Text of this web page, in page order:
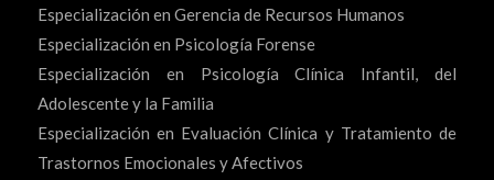
Especialización en Gerencia de Recursos Humanos
Especialización en Psicología Forense
Especialización en Psicología Clínica Infantil, del
Adolescente y la Familia
Especialización en Evaluación Clínica y Tratamiento de
Trastornos Emocionales y Afectivos